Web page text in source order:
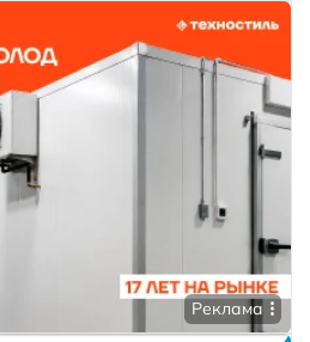
Реклама